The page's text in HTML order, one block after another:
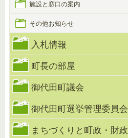
施設と窓口の案内
その他お知らせ
入札情報
町長の部屋
御代田町議会
御代田町選挙管理委員会
まちづくりと町政・財政